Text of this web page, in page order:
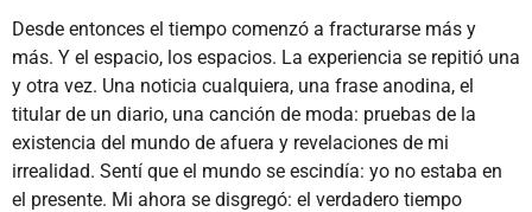
Desde entonces el tiempo comenzó a fracturarse más y
más. Y el espacio, los espacios. La experiencia se repitió una
y otra vez. Una noticia cualquiera, una frase anodina, el
titular de un diario, una canción de moda: pruebas de la
existencia del mundo de afuera y revelaciones de mi
irrealidad. Sentí que el mundo se escindía: yo no estaba en
el presente. Mi ahora se disgregó: el verdadero tiempo